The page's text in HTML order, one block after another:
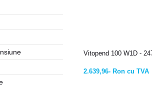
Vitopend 100 W1D -
2.639,96- Ron cu TVA